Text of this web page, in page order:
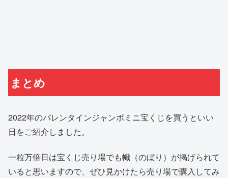
まとめ
2022年のバレンタインジャンボミニ宝くじを買うといい
日をご紹介しました。
一粒万倍日は宝くじ売り場でも幟（のぼり）が掲げられて
いると思いますので、ぜひ見かけたら売り場で購入してみ